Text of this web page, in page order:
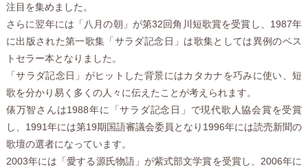
注目を集めました。
さらに翌年には「八月の朝」が第32回角川短歌賞を受賞し、1987年
に出版された第一歌集「サラダ記念日」は歌集としては異例のベス
トセラー本となりました。
「サラダ記念日」がヒットした背景にはカタカナを巧みに使い、短
歌を分かり易く多くの人々に伝えたことが考えられます。
俵万智さんは1988年に「サラダ記念日」で現代歌人協会賞を受賞
し、1991年には第19期国語審議会委員となり1996年には読売新聞の
歌壇の選者になっています。
2003年には「愛する源氏物語」が紫式部文学賞を受賞し、2006年に